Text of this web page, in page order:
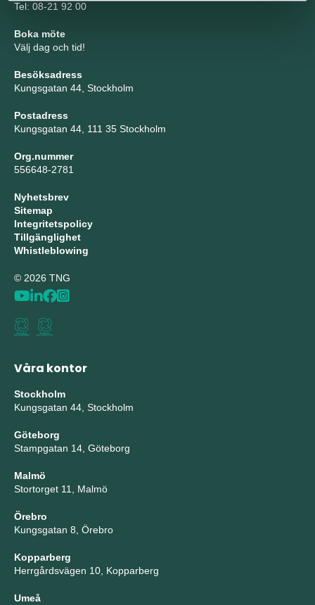
Tel: 08-21 92 00
Boka möte
Välj dag och tid!
Besöksadress
Kungsgatan 44, Stockholm
Postadress
Kungsgatan 44, 111 35 Stockholm
Org.nummer
556648-2781
Nyhetsbrev
Sitemap
Integritetspolicy
Tillgänglighet
Whistleblowing
© 2026 TNG
Våra kontor
Stockholm
Kungsgatan 44, Stockholm
Göteborg
Stampgatan 14, Göteborg
Malmö
Stortorget 11, Malmö
Örebro
Kungsgatan 8, Örebro
Kopparberg
Herrgårdsvägen 10, Kopparberg
Umeå